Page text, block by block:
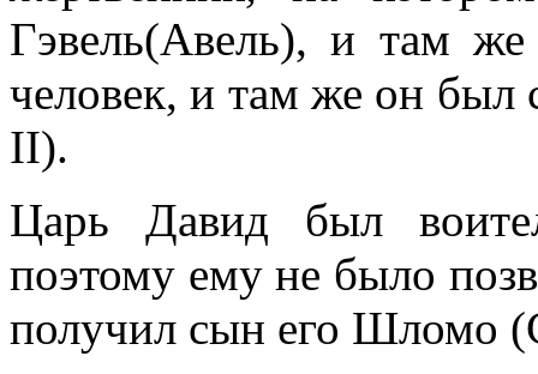
Гэвель(Авель), и там
человек, и там же он был
II).
Царь Давид был
поэтому ему не было
получил сын его Шломо